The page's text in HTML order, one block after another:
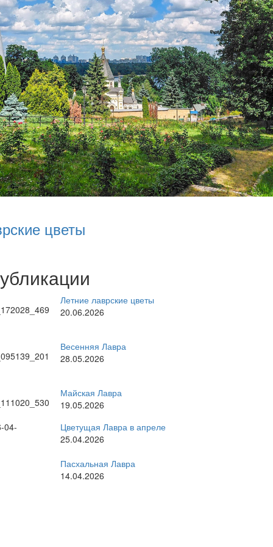
цветы
Летние лаврские цветы
20.06.2026
Весенняя Лавра
28.05.2026
Майская Лавра
19.05.2026
Цветущая Лавра в апреле
25.04.2026
Пасхальная Лавра
14.04.2026